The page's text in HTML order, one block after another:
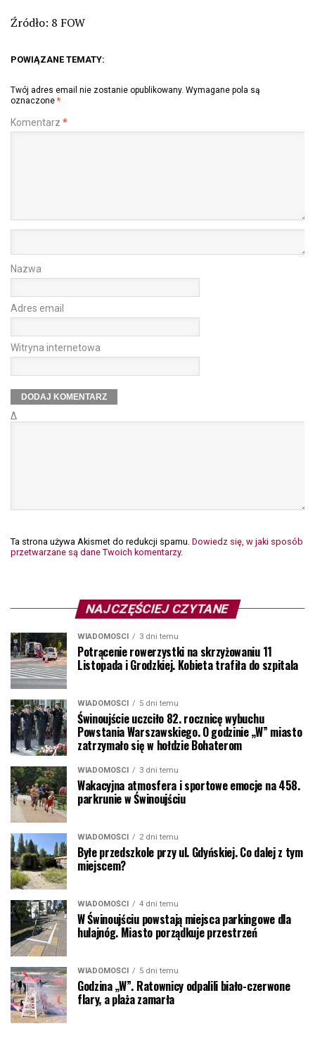
Źródło: 8 FOW
POWIĄZANE TEMATY:
Twój adres email nie zostanie opublikowany. Wymagane pola są
oznaczone *
Komentarz *
Nazwa
Adres email
Witryna internetowa
Δ
Ta strona używa Akismet do redukcji spamu. Dowiedz się, w jaki sposób
przetwarzane są dane Twoich komentarzy.
NAJCZĘŚCIEJ CZYTANE
WIADOMOŚCI 3 dni temu
Potrącenie rowerzystki na skrzyżowaniu 11
Listopada i Grodzkiej. Kobieta trafiła do szpitala
WIADOMOŚCI 5 dni temu
Świnoujście uczciło 82. rocznicę wybuchu
Powstania Warszawskiego. O godzinie „W” miasto
zatrzymało się w hołdzie Bohaterom
WIADOMOŚCI 3 dni temu
Wakacyjna atmosfera i sportowe emocje na 458.
parkrunie w Świnoujściu
WIADOMOŚCI 2 dni temu
Byłe przedszkole przy ul. Gdyńskiej. Co dalej z tym
miejscem?
WIADOMOŚCI 4 dni temu
W Świnoujściu powstają miejsca parkingowe dla
hulajnóg. Miasto porządkuje przestrzeń
WIADOMOŚCI 5 dni temu
Godzina „W”. Ratownicy odpalili biało-czerwone
flary, a plaża zamarła